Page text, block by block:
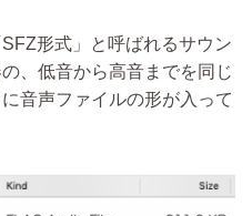
形式」と呼ばれるサウン
、低音から高音までを同じ
音声ファイルの形が入って